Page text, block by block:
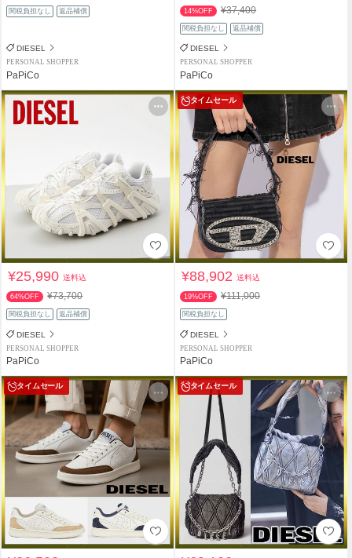
関税負担なし 返品補償
DIESEL
PERSONAL SHOPPER
PaPiCo
14%OFF ¥37,400
関税負担なし 返品補償
DIESEL
PERSONAL SHOPPER
PaPiCo
¥25,990送料込
64%OFF ¥73,700
関税負担なし 返品補償
DIESEL
PERSONAL SHOPPER
PaPiCo
タイムセール
¥88,902送料込
19%OFF ¥111,000
関税負担なし
DIESEL
PERSONAL SHOPPER
PaPiCo
タイムセール タイムセール